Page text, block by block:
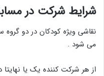
شرایط شرکت در
نقاشی ویژه کودکان در دو گروه
می شود .
از هر شرکت کننده یک یا